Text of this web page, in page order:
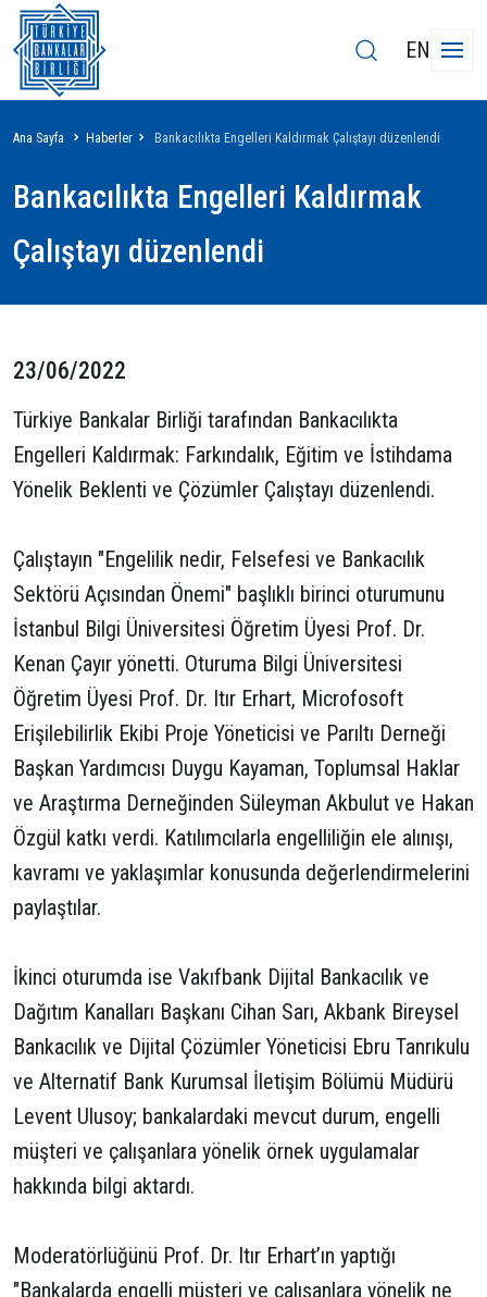
EN
Sayfa
yolu
Ana Sayfa Haberler Bankacılıkta Engelleri Kaldırmak Çalıştayı düzenlendi
Bankacılıkta Engelleri Kaldırmak
Çalıştayı düzenlendi
23/06/2022
Türkiye Bankalar Birliği tarafından Bankacılıkta
Engelleri Kaldırmak: Farkındalık, Eğitim ve İstihdama
Yönelik Beklenti ve Çözümler Çalıştayı düzenlendi.
Çalıştayın "Engelilik nedir, Felsefesi ve Bankacılık
Sektörü Açısından Önemi" başlıklı birinci oturumunu
İstanbul Bilgi Üniversitesi Öğretim Üyesi Prof. Dr.
Kenan Çayır yönetti. Oturuma Bilgi Üniversitesi
Öğretim Üyesi Prof. Dr. Itır Erhart, Microfosoft
Erişilebilirlik Ekibi Proje Yöneticisi ve Parıltı Derneği
Başkan Yardımcısı Duygu Kayaman, Toplumsal Haklar
ve Araştırma Derneğinden Süleyman Akbulut ve Hakan
Özgül katkı verdi. Katılımcılarla engelliliğin ele alınışı,
kavramı ve yaklaşımlar konusunda değerlendirmelerini
paylaştılar.
İkinci oturumda ise Vakıfbank Dijital Bankacılık ve
Dağıtım Kanalları Başkanı Cihan Sarı, Akbank Bireysel
Bankacılık ve Dijital Çözümler Yöneticisi Ebru Tanrıkulu
ve Alternatif Bank Kurumsal İletişim Bölümü Müdürü
Levent Ulusoy; bankalardaki mevcut durum, engelli
müşteri ve çalışanlara yönelik örnek uygulamalar
hakkında bilgi aktardı.
Moderatörlüğünü Prof. Dr. Itır Erhart’ın yaptığı
"Bankalarda engelli müşteri ve çalışanlara yönelik ne